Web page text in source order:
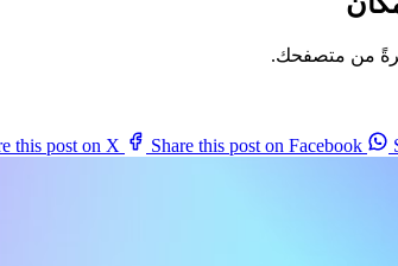
من متصفحك.
this post on X
Share this post on Facebook